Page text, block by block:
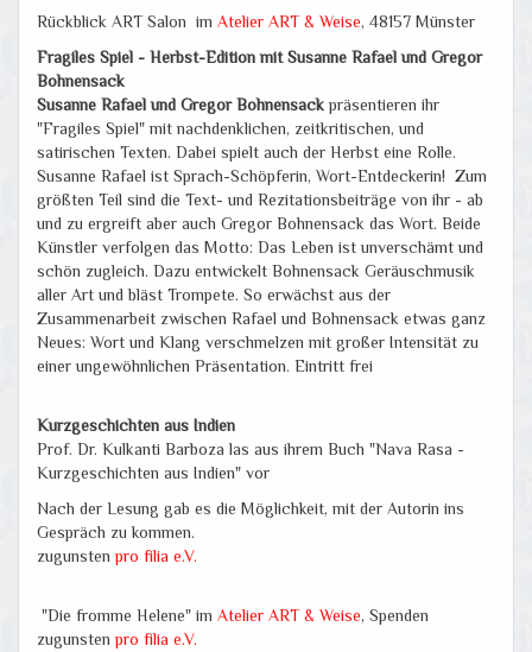
Rückblick ART Salon im Atelier ART & Weise, 48157 Münster
Fragiles Spiel - Herbst-Edition mit Susanne Rafael und Gregor
Bohnensack
Susanne Rafael und Gregor Bohnensackpräsentieren ihr
"Fragiles Spiel" mit nachdenklichen, zeitkritischen, und
satirischen Texten. Dabei spielt auch der Herbst eine Rolle.
Susanne Rafael ist Sprach-Schöpferin, Wort-Entdeckerin! Zum
größten Teil sind die Text- und Rezitationsbeiträge von ihr - ab
und zu ergreift aber auch Gregor Bohnensack das Wort. Beide
Künstler verfolgen das Motto: Das Leben ist unverschämt und
schön zugleich. Dazu entwickelt Bohnensack Geräuschmusik
aller Art und bläst Trompete. So erwächst aus der
Zusammenarbeit zwischen Rafael und Bohnensack etwas ganz
Neues: Wort und Klang verschmelzen mit großer Intensität zu
einer ungewöhnlichen Präsentation. Eintritt frei
Kurzgeschichten aus Indien
Prof. Dr. Kulkanti Barboza las aus ihrem Buch "Nava Rasa -
Kurzgeschichten aus Indien" vor
Nach der Lesung gab es die Möglichkeit, mit der Autorin ins
Gespräch zu kommen.
zugunstenpro filia e.V.
"Die fromme Helene" im Atelier ART & Weise, Spenden
zugunstenpro filia e.V.